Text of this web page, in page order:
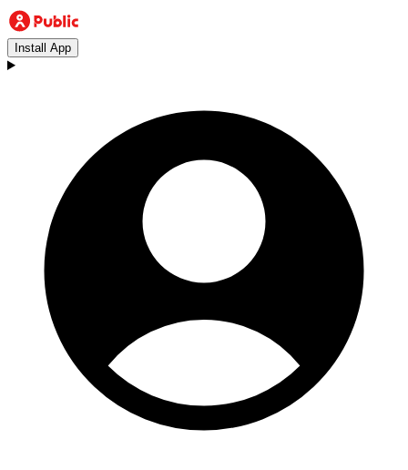
Install App